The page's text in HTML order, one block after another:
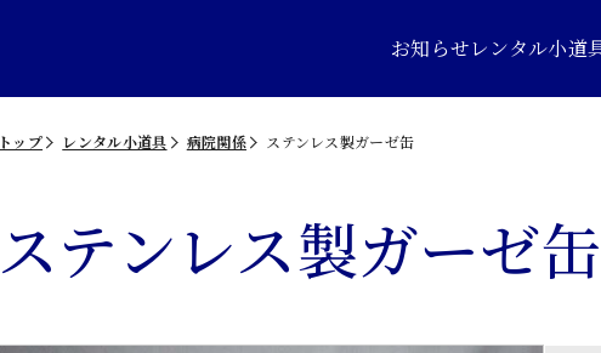
お知らせレンタル小道
トップ レンタル小道具 病院関係 ステンレス製ガーゼ缶
ステンレス製ガーゼ缶